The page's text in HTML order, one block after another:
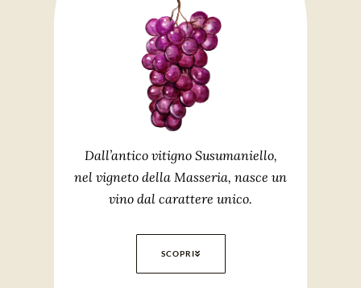
Dall’antico vitigno Susumaniello,
nel vigneto della Masseria, nasce un
vino dal carattere unico.
SCOPRI